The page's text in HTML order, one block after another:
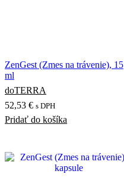
ZenGest (Zmes na trávenie), 15
ml
doTERRA
52,53 € s DPH
Pridať do košíka